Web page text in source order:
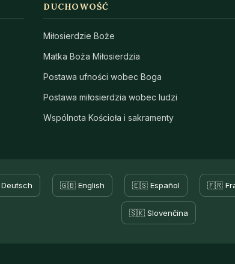
DUCHOWOŚĆ
Miłosierdzie Boże
Matka Boża Miłosierdzia
Postawa ufności wobec Boga
Postawa miłosierdzia wobec ludzi
Wspólnota Kościoła i sakramenty
🇬🇧 English 🇪🇸 Español 🇫🇷
🇸🇰 Slovenčina